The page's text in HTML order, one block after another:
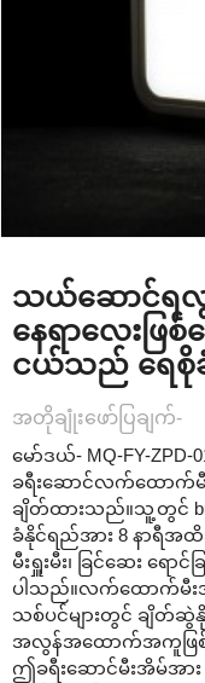
သယ်ဆောင်ရလွ
နေရာလေးဖြစ်
ငယ်သည် ရေစို
အတိုချုံးဖော်ပြချက်-
မော်ဒယ်- MQ-FY-ZPD-
ခရီးဆောင်လက်ထောက်
ချိတ်ထားသည်။သူ့တွင်
ခံနိုင်ရည်အား 8 နာရီ
မီးရှူးမီး၊ ခြင်ဆေး ရော
ပါသည်။လက်ထောက်မီးအိ
သစ်ပင်များတွင် ချိတ်
အလွန်အထောက်အကူဖြစ်
ဤခရီးဆောင်မီးအိမ်အ